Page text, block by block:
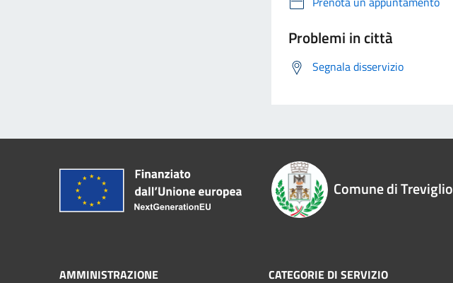
Problemi in città
Segnala disservizio
Comune di Treviglio
AMMINISTRAZIONE CATEGORIE DI SERVIZIO